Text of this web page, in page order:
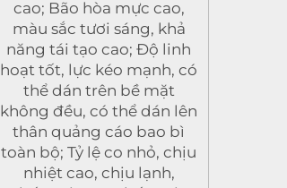
cao; Bão hòa mực cao,
màu sắc tươi sáng, khả
năng tái tạo cao; Độ linh
hoạt tốt, lực kéo mạnh, có
thể dán trên bề mặt
không đều, có thể dán lên
thân quảng cáo bao bì
toàn bộ; Tỷ lệ co nhỏ, chịu
nhiệt cao, chịu lạnh,